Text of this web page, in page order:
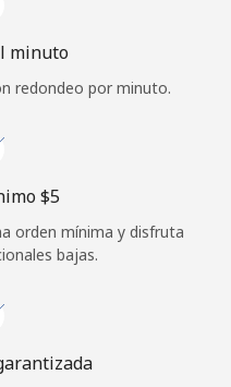
minuto
redondeo por minuto.
⁦$5⁩
orden mínima y disfruta
bajas.